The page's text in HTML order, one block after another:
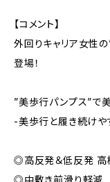
【コメント】
外回りキャリア女性
登場！
”美歩行パンプス”で美
-美歩行と履き続けや
◎高反発＆低反発 高
◎中敷き前滑り軽減